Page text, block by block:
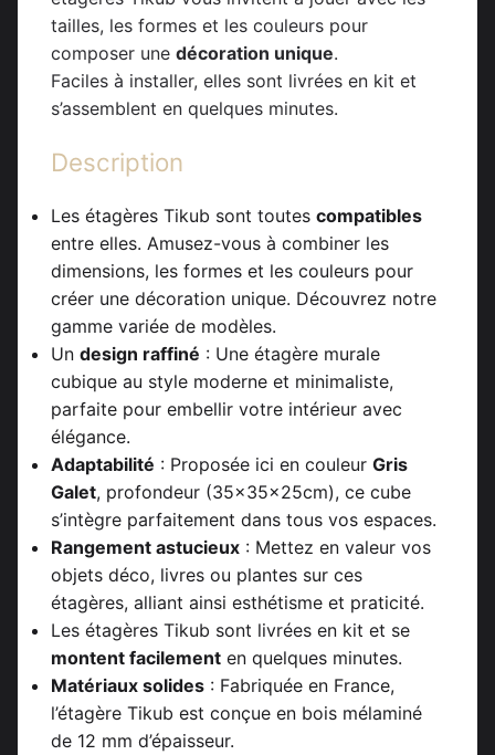
tailles, les formes et les couleurs pour
composer une décoration unique.
Faciles à installer, elles sont livrées en kit et
s’assemblent en quelques minutes.
Description
Les étagères Tikub sont toutes compatibles
entre elles. Amusez-vous à combiner les
dimensions, les formes et les couleurs pour
créer une décoration unique. Découvrez notre
gamme variée de modèles.
Un design raffiné : Une étagère murale
cubique au style moderne et minimaliste,
parfaite pour embellir votre intérieur avec
élégance.
Adaptabilité : Proposée ici en couleur Gris
Galet, profondeur (35x35x25cm), ce cube
s’intègre parfaitement dans tous vos espaces.
Rangement astucieux : Mettez en valeur vos
objets déco, livres ou plantes sur ces
étagères, alliant ainsi esthétisme et praticité.
Les étagères Tikub sont livrées en kit et se
montent facilement en quelques minutes.
Matériaux solides : Fabriquée en France,
l’étagère Tikub est conçue en bois mélaminé
de 12 mm d’épaisseur.